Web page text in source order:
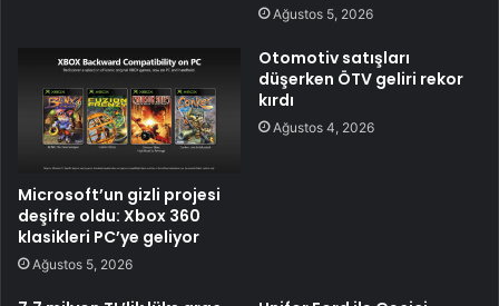
Ağustos 5, 2026
Microsoft’un gizli projesi
deşifre oldu: Xbox 360
klasikleri PC’ye geliyor
Ağustos 5, 2026
Otomotiv satışları
düşerken ÖTV geliri rekor
kırdı
Ağustos 4, 2026